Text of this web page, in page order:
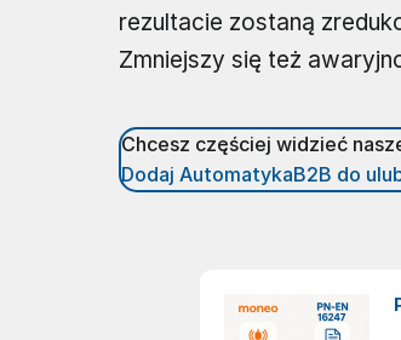
rezultacie zostaną
Zmniejszy się też
Chcesz częściej widzieć
Dodaj AutomatykaB2B do